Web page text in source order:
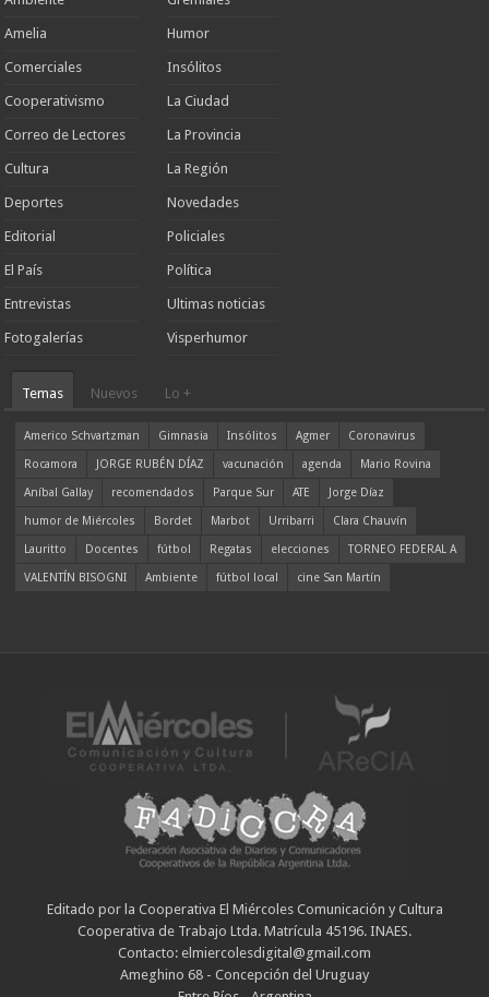
Amelia
Comerciales
Cooperativismo
Correo de Lectores
Cultura
Deportes
Editorial
El País
Entrevistas
Fotogalerías
Humor
Insólitos
La Ciudad
La Provincia
La Región
Novedades
Policiales
Política
Ultimas noticias
Visperhumor
Temas Nuevos Lo +
Americo Schvartzman Gimnasia Insólitos Agmer
Coronavirus
Rocamora
JORGE RUBÉN DÍAZ vacunación agenda
Mario Rovina
Aníbal Gallay
recomendados Parque Sur ATE
Jorge Díaz
humor de Miércoles
Bordet Marbot Urribarri
Clara Chauvín
Lauritto
Docentes fútbol Regatas elecciones
TORNEO FEDERAL A
VALENTÍN BISOGNI
Ambiente fútbol local cine San Martín
Editado por la Cooperativa El Miércoles Comunicación y Cultura
Cooperativa de Trabajo Ltda. Matrícula 45196. INAES.
Contacto: elmiercolesdigital@gmail.com
Ameghino 68 - Concepción del Uruguay